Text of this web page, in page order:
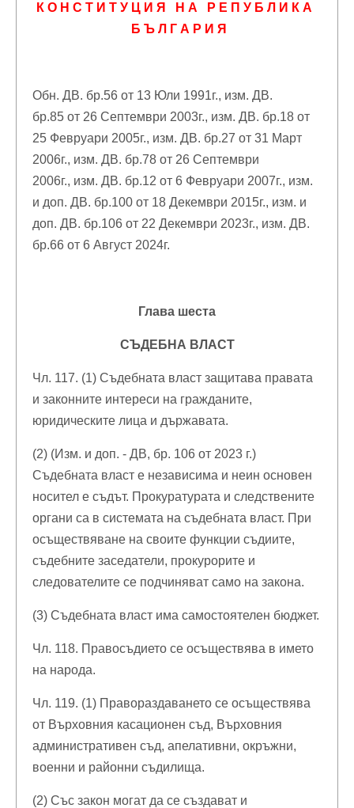
К О Н С Т И Т У Ц И Я Н А Р Е П У Б Л И К А
Б Ъ Л Г А Р И Я
Обн. ДВ. бр.56 от 13 Юли 1991г., изм. ДВ.
бр.85 от 26 Септември 2003г., изм. ДВ. бр.18 от
25 Февруари 2005г., изм. ДВ. бр.27 от 31 Март
2006г., изм. ДВ. бр.78 от 26 Септември
2006г., изм. ДВ. бр.12 от 6 Февруари 2007г., изм.
и доп. ДВ. бр.100 от 18 Декември 2015г., изм. и
доп. ДВ. бр.106 от 22 Декември 2023г., изм. ДВ.
бр.66 от 6 Август 2024г.
Глава шеста
СЪДЕБНА ВЛАСТ
Чл. 117. (1) Съдебната власт защитава правата
и законните интереси на гражданите,
юридическите лица и държавата.
(2) (Изм. и доп. - ДВ, бр. 106 от 2023 г.)
Съдебната власт е независима и неин основен
носител е съдът. Прокуратурата и следствените
органи са в системата на съдебната власт. При
осъществяване на своите функции съдиите,
съдебните заседатели, прокурорите и
следователите се подчиняват само на закона.
(3) Съдебната власт има самостоятелен бюджет.
Чл. 118. Правосъдието се осъществява в името
на народа.
Чл. 119. (1) Правораздаването се осъществява
от Върховния касационен съд, Върховния
административен съд, апелативни, окръжни,
военни и районни съдилища.
(2) Със закон могат да се създават и